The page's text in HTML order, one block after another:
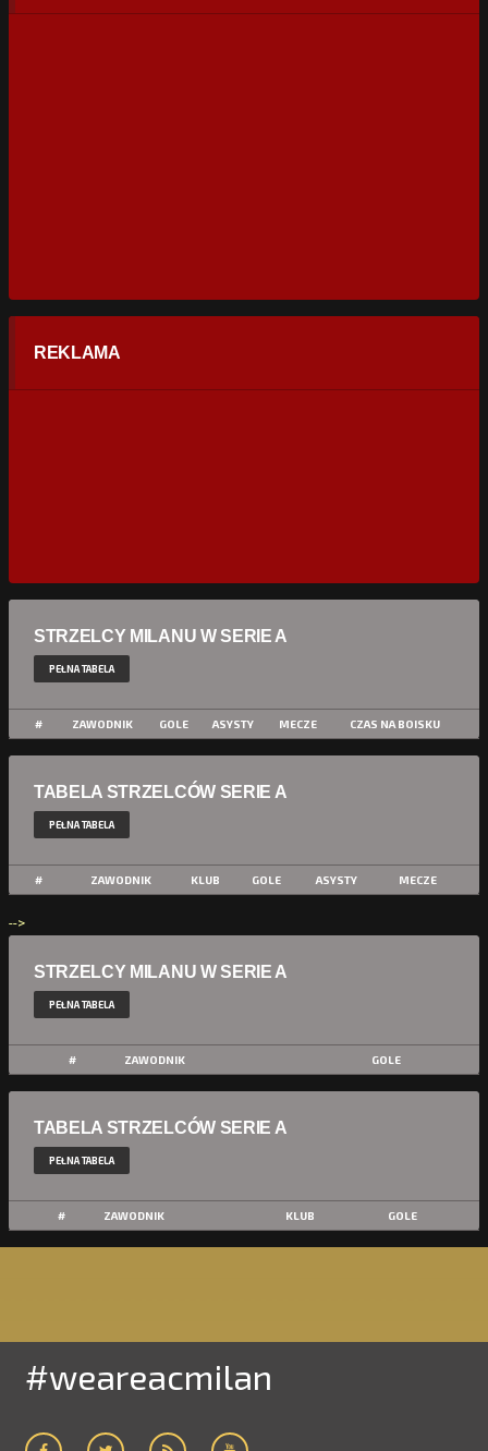
REKLAMA
STRZELCY MILANU W SERIE A
PEŁNA TABELA
# ZAWODNIK GOLE ASYSTY MECZE CZAS NA BOISKU
TABELA STRZELCÓW SERIE A
PEŁNA TABELA
# ZAWODNIK KLUB GOLE ASYSTY MECZE
-->
STRZELCY MILANU W SERIE A
PEŁNA TABELA
# ZAWODNIK GOLE
TABELA STRZELCÓW SERIE A
PEŁNA TABELA
# ZAWODNIK KLUB GOLE
#weareacmilan